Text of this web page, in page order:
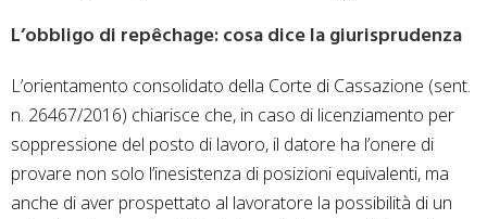
L’obbligo di repêchage: cosa dice la giurisprudenza
L’orientamento consolidato della Corte di Cassazione (sent.
n. 26467/2016) chiarisce che, in caso di licenziamento per
soppressione del posto di lavoro, il datore ha l’onere di
provare non solo l’inesistenza di posizioni equivalenti, ma
anche di aver prospettato al lavoratore la possibilità di un